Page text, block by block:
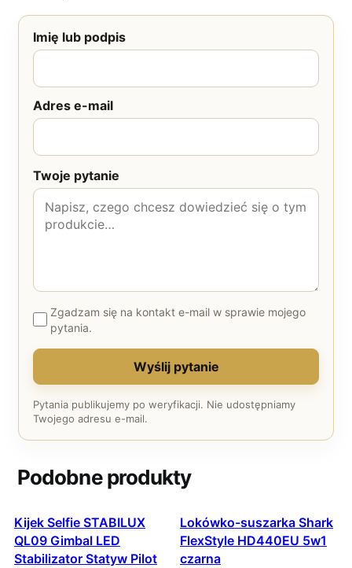
Imię lub podpis
Adres e-mail
Twoje pytanie
Zgadzam się na kontakt e-mail w sprawie mojego
pytania.
Wyślij pytanie
Pytania publikujemy po weryfikacji. Nie udostępniamy
Twojego adresu e-mail.
Podobne produkty
Kijek Selfie STABILUX
QL09 Gimbal LED
Stabilizator Statyw Pilot
Lokówko-suszarka Shark
FlexStyle HD440EU 5w1
czarna